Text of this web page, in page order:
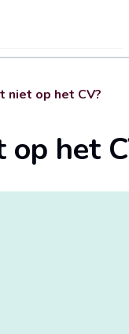
niet op het CV?
het